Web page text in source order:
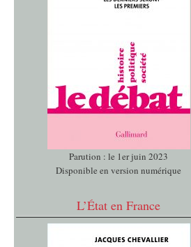
Parution : le 1er juin 2023
Disponible en version numérique
L’État en France